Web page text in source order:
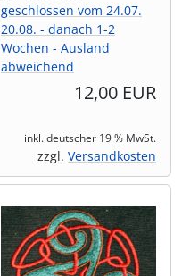
geschlossen vom 24.07.
20.08. - danach 1-2
Wochen - Ausland
abweichend
12,00 EUR
inkl. deutscher 19 % MwSt.
zzgl. Versandkosten